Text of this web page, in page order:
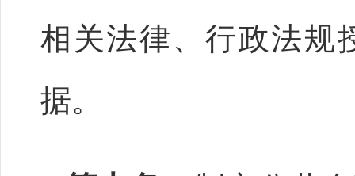
相关法律、行政法规
据。